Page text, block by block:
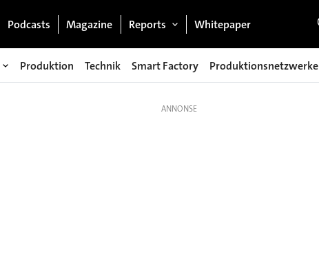
Podcasts Magazine Reports Whitepaper
Produktion Technik Smart Factory Produktionsnetzwerke